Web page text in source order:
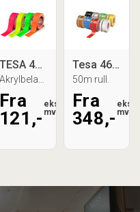
TESA 4671 Highlight gaffa
Fra
121,-
eks.
mva
Tesa 4651 kraftfull Gaffa, Professional
50m rull.
Fra
348,-
eks.
mva